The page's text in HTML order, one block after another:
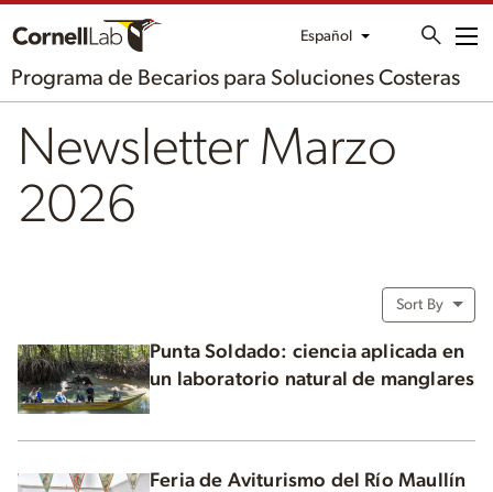
Español
Programa de Becarios para Soluciones Costeras
Newsletter Marzo
2026
Sort By
Punta Soldado: ciencia aplicada en
un laboratorio natural de manglares
Feria de Aviturismo del Río Maullín